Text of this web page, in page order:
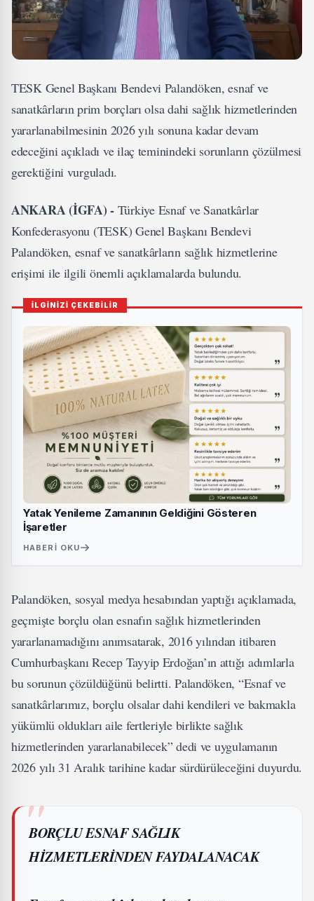
TESK Genel Başkanı Bendevi Palandöken, esnaf ve
sanatkârların prim borçları olsa dahi sağlık hizmetlerinden
yararlanabilmesinin 2026 yılı sonuna kadar devam
edeceğini açıkladı ve ilaç teminindeki sorunların çözülmesi
gerektiğini vurguladı.
ANKARA (İGFA) - Türkiye Esnaf ve Sanatkârlar
Konfederasyonu (TESK) Genel Başkanı Bendevi
Palandöken, esnaf ve sanatkârların sağlık hizmetlerine
erişimi ile ilgili önemli açıklamalarda bulundu.
İLGİNİZİ ÇEKEBİLİR
Yatak Yenileme Zamanının Geldiğini Gösteren
İşaretler
HABERI OKU
Palandöken, sosyal medya hesabından yaptığı açıklamada,
geçmişte borçlu olan esnafın sağlık hizmetlerinden
yararlanamadığını anımsatarak, 2016 yılından itibaren
Cumhurbaşkanı Recep Tayyip Erdoğan’ın attığı adımlarla
bu sorunun çözüldüğünü belirtti. Palandöken, “Esnaf ve
sanatkârlarımız, borçlu olsalar dahi kendileri ve bakmakla
yükümlü oldukları aile fertleriyle birlikte sağlık
hizmetlerinden yararlanabilecek” dedi ve uygulamanın
2026 yılı 31 Aralık tarihine kadar sürdürüleceğini duyurdu.
BORÇLU ESNAF SAĞLIK
HİZMETLERİNDEN FAYDALANACAK